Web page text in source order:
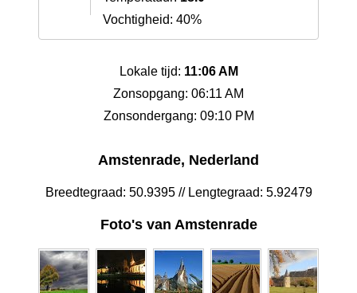
Vochtigheid: 40%
Lokale tijd: 11:06 AM
Zonsopgang: 06:11 AM
Zonsondergang: 09:10 PM
Amstenrade, Nederland
Breedtegraad: 50.9395 // Lengtegraad: 5.92479
Foto's van Amstenrade